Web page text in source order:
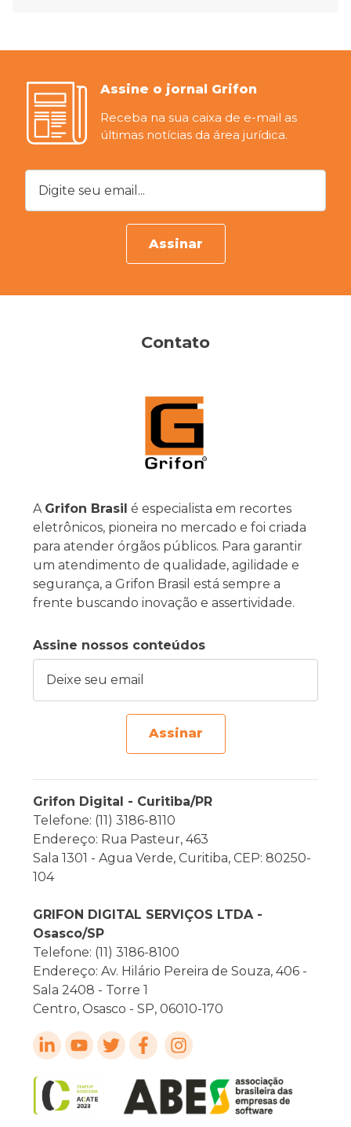
Assine o jornal Grifon
Receba na sua caixa de e-mail as
últimas notícias da área jurídica.
Digite seu email...
Assinar
Contato
A Grifon Brasil é especialista em recortes
eletrônicos, pioneira no mercado e foi criada
para atender órgãos públicos. Para garantir
um atendimento de qualidade, agilidade e
segurança, a Grifon Brasil está sempre a
frente buscando inovação e assertividade.
Assine nossos conteúdos
Assinar
Grifon Digital - Curitiba/PR
Telefone: (11) 3186-8110
Endereço: Rua Pasteur, 463
Sala 1301 - Agua Verde, Curitiba, CEP: 80250-
104
GRIFON DIGITAL SERVIÇOS LTDA -
Osasco/SP
Telefone: (11) 3186-8100
Endereço: Av. Hilário Pereira de Souza, 406 -
Sala 2408 - Torre 1
Centro, Osasco - SP, 06010-170